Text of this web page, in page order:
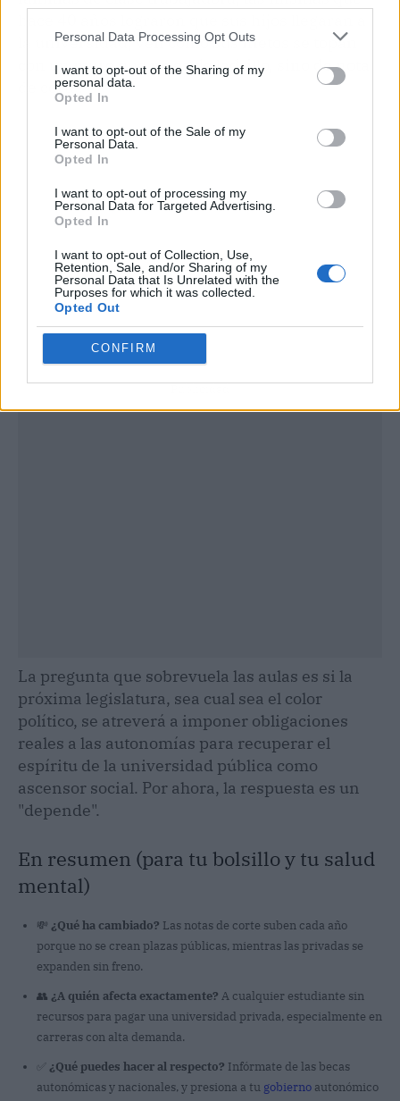
Personal Data Processing Opt Outs
I want to opt-out of the Sharing of my
personal data.
Opted In
I want to opt-out of the Sale of my
Personal Data.
Opted In
I want to opt-out of processing my
Personal Data for Targeted Advertising.
Opted In
I want to opt-out of Collection, Use,
Retention, Sale, and/or Sharing of my
Personal Data that Is Unrelated with the
Purposes for which it was collected.
Opted Out
CONFIRM
la universidad, ven cómo sus nietos se topan
con un muro que no es de ladrillo, sino de nota
de corte.
La pregunta que sobrevuela las aulas es si la
próxima legislatura, sea cual sea el color
político, se atreverá a imponer obligaciones
reales a las autonomías para recuperar el
espíritu de la universidad pública como
ascensor social. Por ahora, la respuesta es un
"depende".
En resumen (para tu bolsillo y tu salud
mental)
💸 ¿Qué ha cambiado? Las notas de corte suben cada año
porque no se crean plazas públicas, mientras las privadas se
expanden sin freno.
👥 ¿A quién afecta exactamente? A cualquier estudiante sin
recursos para pagar una universidad privada, especialmente en
carreras con alta demanda.
¿Qué puedes hacer al respecto? Infórmate de las becas
autonómicas y nacionales, y presiona a tu gobierno autonómico